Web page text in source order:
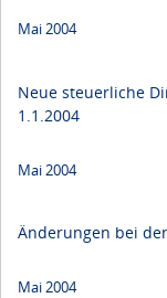
Mai 2004
Neue steuerliche
1.1.2004
Mai 2004
Änderungen bei
Mai 2004